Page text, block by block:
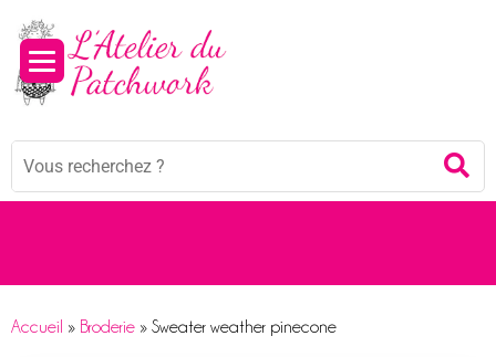
Mots
Accueil » Broderie » Sweater weather pinecone
Panneau de gestion des cookies